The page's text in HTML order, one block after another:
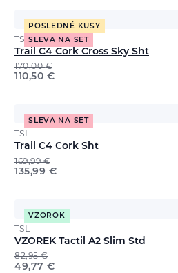
POSLEDNÉ KUSY
SLEVA NA SET
TSL
Trail C4 Cork Cross Sky Sht
170,00€
110,50 €
SLEVA NA SET
TSL
Trail C4 Cork Sht
169,99€
135,99 €
VZOROK
TSL
VZOREK Tactil A2 Slim Std
82,95€
49,77 €